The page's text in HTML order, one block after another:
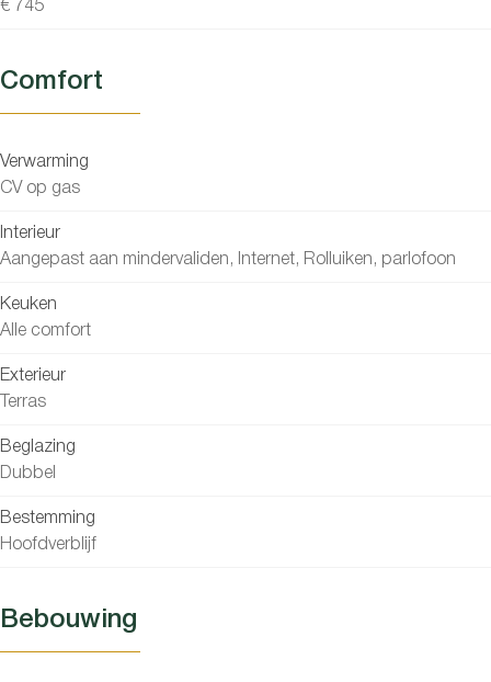
€ 745
Comfort
Verwarming
CV op gas
Interieur
Aangepast aan mindervaliden, Internet, Rolluiken, parlofoon
Keuken
Alle comfort
Exterieur
Terras
Beglazing
Dubbel
Bestemming
Hoofdverblijf
Bebouwing